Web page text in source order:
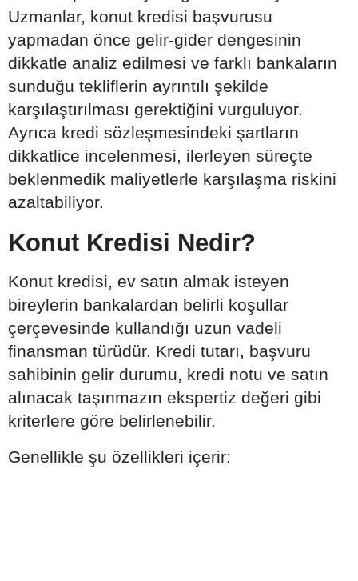
Uzmanlar, konut kredisi başvurusu
yapmadan önce gelir-gider dengesinin
dikkatle analiz edilmesi ve farklı bankaların
sunduğu tekliflerin ayrıntılı şekilde
karşılaştırılması gerektiğini vurguluyor.
Ayrıca kredi sözleşmesindeki şartların
dikkatlice incelenmesi, ilerleyen süreçte
beklenmedik maliyetlerle karşılaşma riskini
azaltabiliyor.
Konut Kredisi Nedir?
Konut kredisi, ev satın almak isteyen
bireylerin bankalardan belirli koşullar
çerçevesinde kullandığı uzun vadeli
finansman türüdür. Kredi tutarı, başvuru
sahibinin gelir durumu, kredi notu ve satın
alınacak taşınmazın ekspertiz değeri gibi
kriterlere göre belirlenebilir.
Genellikle şu özellikleri içerir: